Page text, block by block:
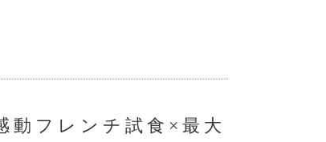
動フレンチ試食×最大